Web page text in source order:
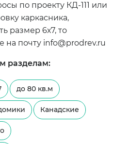
по проекту КД-111 или
каркасника,
размер 6х7, то
на почту info@prodrev.ru
разделам:
до 80 кв.м
Канадские